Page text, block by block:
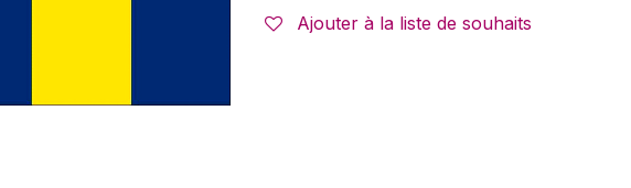
Ajouter à la liste de souhaits